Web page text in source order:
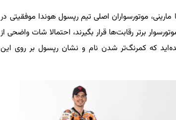
فصل ۲۰۲۴، خوان میر و لوکا مارینی، موتورسواران اصلی تیم رپسول هوندا موفقیتی در
کسب نکرده‌اند و حتی نتوانسته‌اند در بین ۱۰ موتورسوار برتر رقابت‌ها قرار بگیرند، احتمالا شات واضحی از
که کمرنگ‌تر شدن نام و نشان رپسول بر روی این